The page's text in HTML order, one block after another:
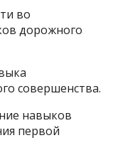
во
дорожного
совершенства.
навыков
первой